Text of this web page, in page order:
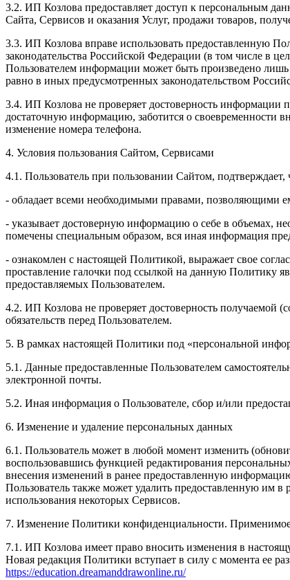
3.2. ИП Козлова предоставляет доступ к персональным
Сайта, Сервисов и оказания Услуг, продажи товаров,
3.3. ИП Козлова вправе использовать предоставленную
законодательства Российской Федерации (в том числе в
Пользователем информации может быть произведено
равно в иных предусмотренных законодательством
3.4. ИП Козлова не проверяет достоверность информации
достаточную информацию, заботится о своевременности
изменение номера телефона.
4. Условия пользования Сайтом, Сервисами
4.1. Пользователь при пользовании Сайтом, подтверждает,
- обладает всеми необходимыми правами, позволяющими
- указывает достоверную информацию о себе в объемах,
помечены специальным образом, вся иная информация
- ознакомлен с настоящей Политикой, выражает свое
проставление галочки под ссылкой на данную Политику
предоставляемых Пользователем.
4.2. ИП Козлова не проверяет достоверность получаемой
обязательств перед Пользователем.
5. В рамках настоящей Политики под «персональной
5.1. Данные предоставленные Пользователем
электронной почты.
5.2. Иная информация о Пользователе, сбор и/или
6. Изменение и удаление персональных данных
6.1. Пользователь может в любой момент изменить
воспользовавшись функцией редактирования
внесения изменений в ранее предоставленную
Пользователь также может удалить предоставленную им
использования некоторых Сервисов.
7. Изменение Политики конфиденциальности. Применимое
7.1. ИП Козлова имеет право вносить изменения в
Новая редакция Политики вступает в силу с момента ее
https://education.dreamanddrawonline.ru/